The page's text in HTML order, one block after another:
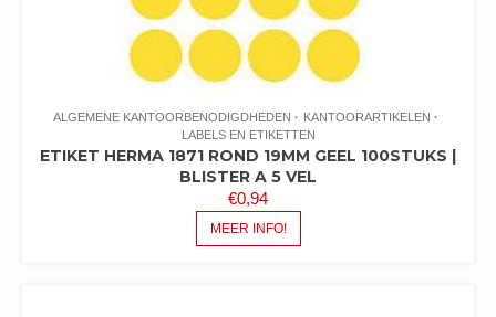
ALGEMENE KANTOORBENODIGDHEDEN
KANTOORARTIKELEN
LABELS EN ETIKETTEN
ETIKET HERMA 1871 ROND 19MM GEEL 100STUKS |
BLISTER A 5 VEL
€0,94
MEER INFO!